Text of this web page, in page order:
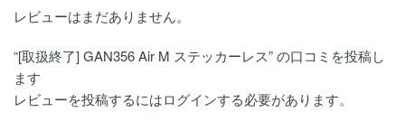
レビューはまだありません。
“[取扱終了] GAN356 Air M ステッカーレス” の口コミを投稿し
ます
レビューを投稿するにはログインする必要があります。